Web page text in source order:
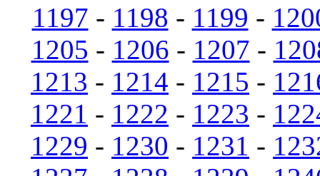
1197 - 1198 - 1199 -
1205 - 1206 - 1207 -
1213 - 1214 - 1215 -
1221 - 1222 - 1223 -
1229 - 1230 - 1231 -